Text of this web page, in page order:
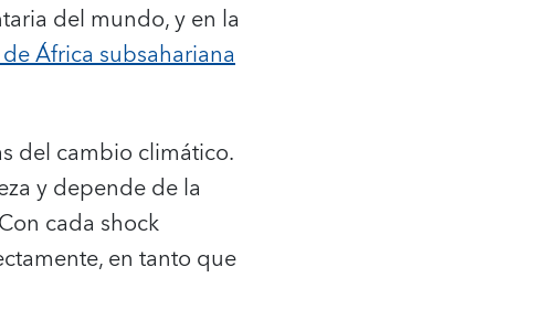
del mundo, y en la
África subsahariana
del cambio climático.
y depende de la
cada shock
en tanto que